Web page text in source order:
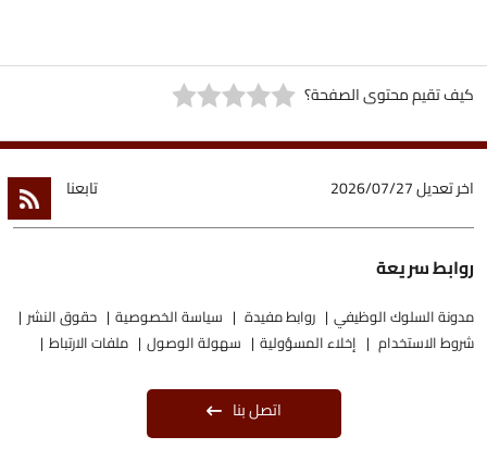
كيف تقيم محتوى الصفحة؟
اخر تعديل2026/07/27 تابعنا
روابط سريعة
مدونة السلوك الوظيفي روابط مفيدة سياسة الخصوصية
حقوق النشر
شروط الاستخدام
إخلاء المسؤولية سهولة الوصول ملفات الارتباط
اتصل بنا